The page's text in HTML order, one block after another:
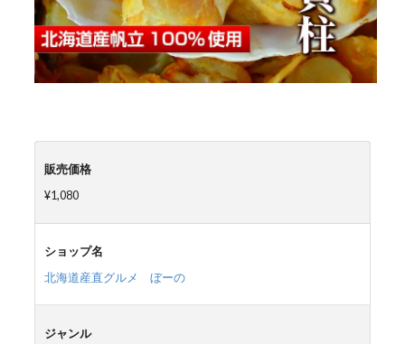
販売価格
¥1,080
ショップ名
北海道産直グルメ ぼーの
ジャンル